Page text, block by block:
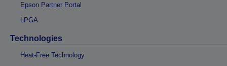
Epson Partner Portal
LPGA
Technologies
Heat-Free Technology